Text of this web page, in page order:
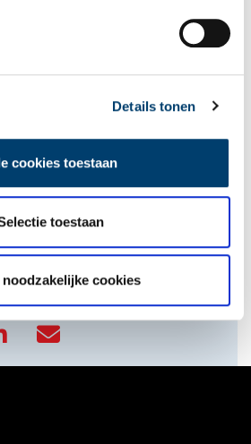
Details tonen
cookies toestaan
toestaan
noodzakelijke cookies
>